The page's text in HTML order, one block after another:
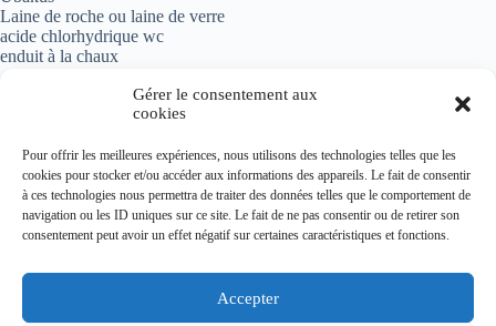
Gérer le consentement aux
cookies
Pour offrir les meilleures expériences, nous utilisons des technologies telles que les
cookies pour stocker et/ou accéder aux informations des appareils. Le fait de consentir
à ces technologies nous permettra de traiter des données telles que le comportement de
navigation ou les ID uniques sur ce site. Le fait de ne pas consentir ou de retirer son
consentement peut avoir un effet négatif sur certaines caractéristiques et fonctions.
Accepter
Laine de roche ou laine de verre
acide chlorhydrique wc
enduit à la chaux
Politique de confidentialité
Mentions légales
Plan du site
Contact